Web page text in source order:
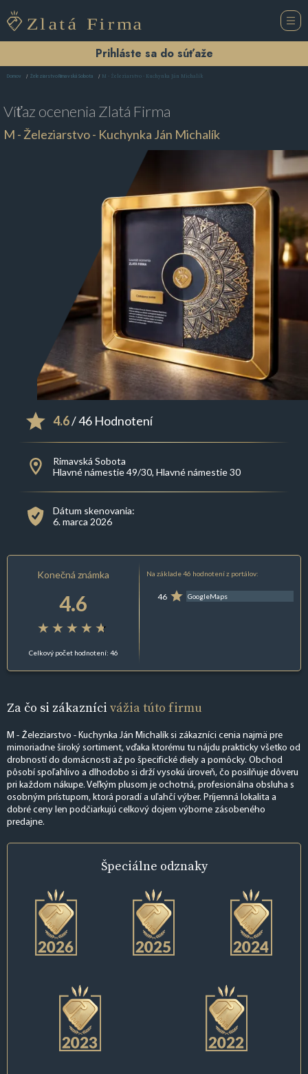
Prihláste sa do súťaže
Domov Železiarstvo Rimavská Sobota M - Železiarstvo - Kuchynka Ján Michalík
Víťaz ocenenia Zlatá Firma
M - Železiarstvo - Kuchynka Ján Michalík
4.6/ 46 Hodnotení
Rimavská Sobota
Hlavné námestie 49/30, Hlavné námestie 30
Dátum skenovania:
6. marca 2026
Konečná známka
4.6
Celkový počet hodnotení: 46
Na základe 46 hodnotení z portálov:
46 GoogleMaps
Za čo si zákazníci vážia túto firmu
M - Železiarstvo - Kuchynka Ján Michalík si zákazníci cenia najmä pre
mimoriadne široký sortiment, vďaka ktorému tu nájdu prakticky všetko od
drobností do domácnosti až po špecifické diely a pomôcky. Obchod
pôsobí spoľahlivo a dlhodobo si drží vysokú úroveň, čo posilňuje dôveru
pri každom nákupe. Veľkým plusom je ochotná, profesionálna obsluha s
osobným prístupom, ktorá poradí a uľahčí výber. Príjemná lokalita a
dobré ceny len podčiarkujú celkový dojem výborne zásobeného
predajne.
Špeciálne odznaky